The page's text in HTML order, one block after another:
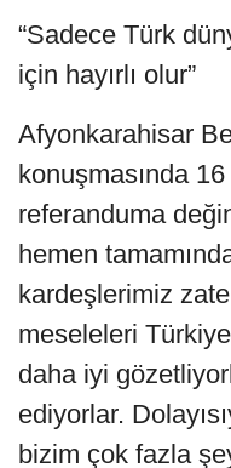
“Sadece Türk
için hayırlı olur”
Afyonkarahisar
konuşmasında
referanduma
hemen
kardeşlerimiz
meseleleri
daha iyi
ediyorlar.
bizim çok fazla